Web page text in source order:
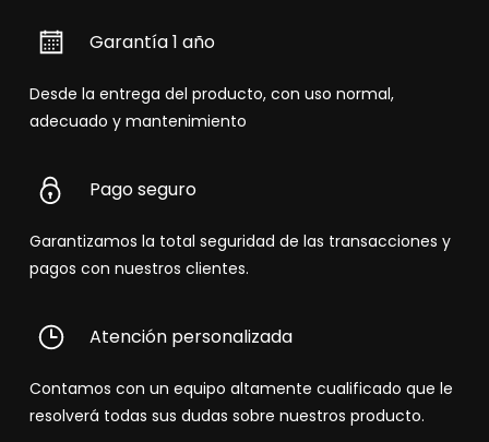
Garantía 1 año
Desde la entrega del producto, con uso normal,
adecuado y mantenimiento
Pago seguro
Garantizamos la total seguridad de las transacciones y
pagos con nuestros clientes.
Atención personalizada
Contamos con un equipo altamente cualificado que le
resolverá todas sus dudas sobre nuestros producto.